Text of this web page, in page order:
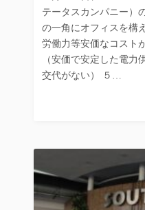
テータスカンパニー）
の一角にオフィスを構
労働力等安価なコスト
（安価で安定した電
交代がない） ５…